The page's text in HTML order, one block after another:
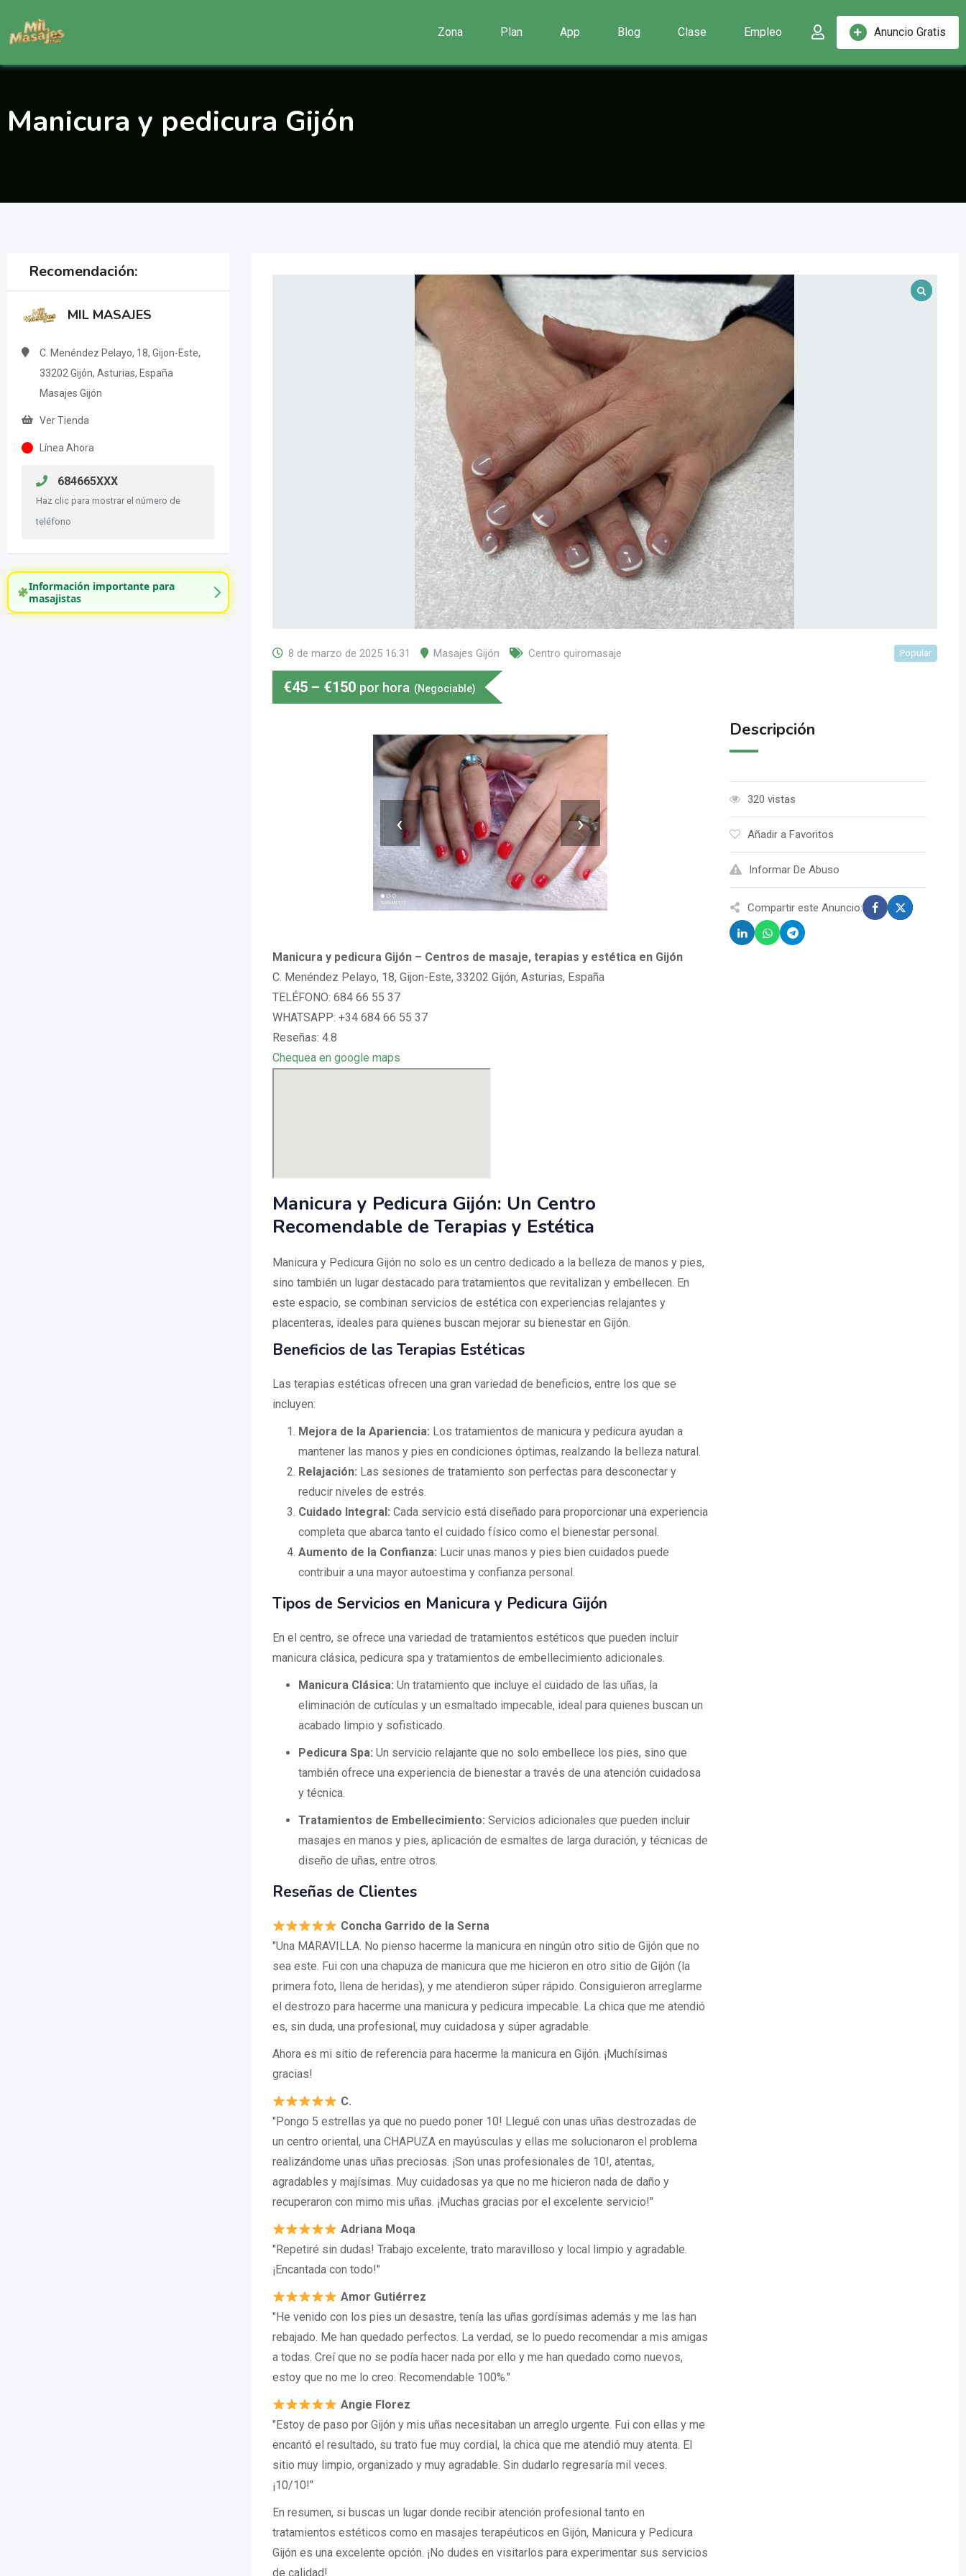
contenido
Anuncio Gratis
Zona Plan App Blog Clase Empleo
Manicura y pedicura Gijón
Recomendación:
MIL MASAJES
C. Menéndez Pelayo, 18, Gijon-Este,
33202 Gijón, Asturias, España
Masajes Gijón
Ver Tienda
Línea Ahora
684665XXX
Haz clic para mostrar el número de
teléfono
Información importante para
masajistas
8 de marzo de 2025 16:31 Masajes Gijón Centro quiromasaje Popular
€45 – €150 por hora (Negociable)
‹ ›
Manicura y pedicura Gijón – Centros de masaje, terapias y estética en Gijón
C. Menéndez Pelayo, 18, Gijon-Este, 33202 Gijón, Asturias, España
TELÉFONO: 684 66 55 37
WHATSAPP: +34 684 66 55 37
Reseñas: 4.8
Chequea en google maps
Manicura y Pedicura Gijón: Un Centro
Recomendable de Terapias y Estética
Manicura y Pedicura Gijón no solo es un centro dedicado a la belleza de manos y pies,
sino también un lugar destacado para tratamientos que revitalizan y embellecen. En
este espacio, se combinan servicios de estética con experiencias relajantes y
placenteras, ideales para quienes buscan mejorar su bienestar en Gijón.
Beneficios de las Terapias Estéticas
Las terapias estéticas ofrecen una gran variedad de beneficios, entre los que se
incluyen:
Mejora de la Apariencia: Los tratamientos de manicura y pedicura ayudan a
mantener las manos y pies en condiciones óptimas, realzando la belleza natural.
Relajación: Las sesiones de tratamiento son perfectas para desconectar y
reducir niveles de estrés.
Cuidado Integral: Cada servicio está diseñado para proporcionar una experiencia
completa que abarca tanto el cuidado físico como el bienestar personal.
Aumento de la Confianza: Lucir unas manos y pies bien cuidados puede
contribuir a una mayor autoestima y confianza personal.
Tipos de Servicios en Manicura y Pedicura Gijón
En el centro, se ofrece una variedad de tratamientos estéticos que pueden incluir
manicura clásica, pedicura spa y tratamientos de embellecimiento adicionales.
Manicura Clásica: Un tratamiento que incluye el cuidado de las uñas, la
eliminación de cutículas y un esmaltado impecable, ideal para quienes buscan un
acabado limpio y sofisticado.
Pedicura Spa: Un servicio relajante que no solo embellece los pies, sino que
también ofrece una experiencia de bienestar a través de una atención cuidadosa
y técnica.
Tratamientos de Embellecimiento: Servicios adicionales que pueden incluir
masajes en manos y pies, aplicación de esmaltes de larga duración, y técnicas de
diseño de uñas, entre otros.
Reseñas de Clientes
Concha Garrido de la Serna
"Una MARAVILLA. No pienso hacerme la manicura en ningún otro sitio de Gijón que no
sea este. Fui con una chapuza de manicura que me hicieron en otro sitio de Gijón (la
primera foto, llena de heridas), y me atendieron súper rápido. Consiguieron arreglarme
el destrozo para hacerme una manicura y pedicura impecable. La chica que me atendió
es, sin duda, una profesional, muy cuidadosa y súper agradable.
Ahora es mi sitio de referencia para hacerme la manicura en Gijón. ¡Muchísimas
gracias!
C.
"Pongo 5 estrellas ya que no puedo poner 10! Llegué con unas uñas destrozadas de
un centro oriental, una CHAPUZA en mayúsculas y ellas me solucionaron el problema
realizándome unas uñas preciosas. ¡Son unas profesionales de 10!, atentas,
agradables y majísimas. Muy cuidadosas ya que no me hicieron nada de daño y
recuperaron con mimo mis uñas. ¡Muchas gracias por el excelente servicio!"
Adriana Moqa
"Repetiré sin dudas! Trabajo excelente, trato maravilloso y local limpio y agradable.
¡Encantada con todo!"
Amor Gutiérrez
"He venido con los pies un desastre, tenía las uñas gordísimas además y me las han
rebajado. Me han quedado perfectos. La verdad, se lo puedo recomendar a mis amigas
a todas. Creí que no se podía hacer nada por ello y me han quedado como nuevos,
estoy que no me lo creo. Recomendable 100%."
Angie Florez
"Estoy de paso por Gijón y mis uñas necesitaban un arreglo urgente. Fui con ellas y me
encantó el resultado, su trato fue muy cordial, la chica que me atendió muy atenta. El
sitio muy limpio, organizado y muy agradable. Sin dudarlo regresaría mil veces.
¡10/10!"
En resumen, si buscas un lugar donde recibir atención profesional tanto en
tratamientos estéticos como en masajes terapéuticos en Gijón, Manicura y Pedicura
Gijón es una excelente opción. ¡No dudes en visitarlos para experimentar sus servicios
de calidad!
Descripción
320 vistas
Añadir a Favoritos
Informar De Abuso
Compartir este Anuncio: